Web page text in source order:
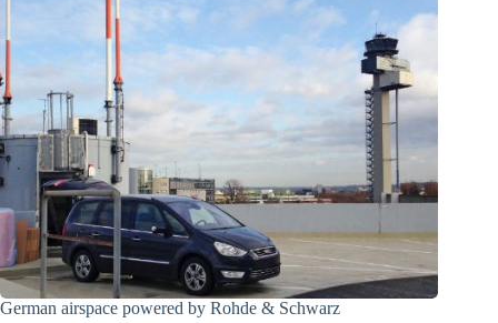
German airspace powered by Rohde & Schwarz